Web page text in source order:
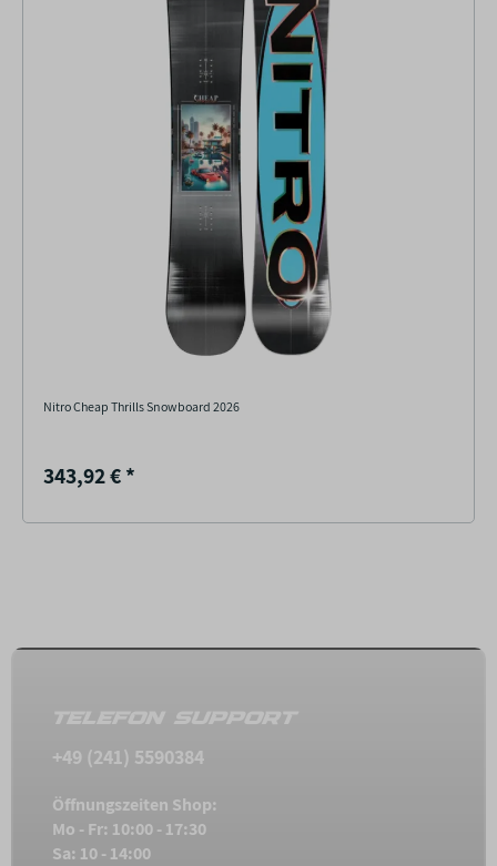
Nitro Cheap Thrills Snowboard 2026
343,92 €*
TELEFON SUPPORT
+49 (241) 5590384
Öffnungszeiten Shop:
Mo - Fr: 10:00 - 17:30
Sa: 10 - 14:00